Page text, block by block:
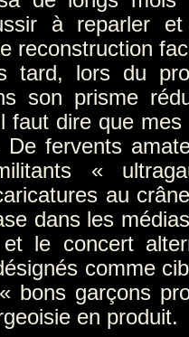
à reparler
reconstruction
tard, lors du
son prisme
faut dire que
De fervents
«
au
dans les
le concert
comme
bons garçons
en produit.